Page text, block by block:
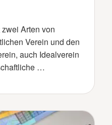
Arten von
Verein und den
auch Idealverein
…